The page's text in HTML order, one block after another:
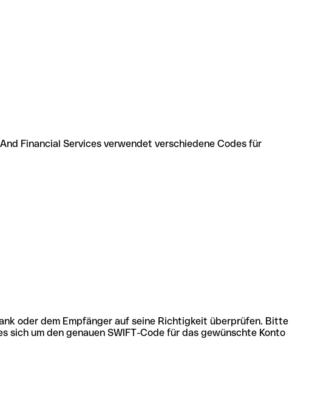
Financial Services verwendet verschiedene Codes für
oder dem Empfänger auf seine Richtigkeit überprüfen. Bitte
um den genauen SWIFT-Code für das gewünschte Konto